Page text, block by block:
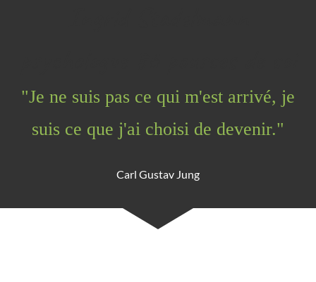
"Je ne suis pas ce qui m'est arrivé, je
suis ce que j'ai choisi de devenir."
Carl Gustav Jung